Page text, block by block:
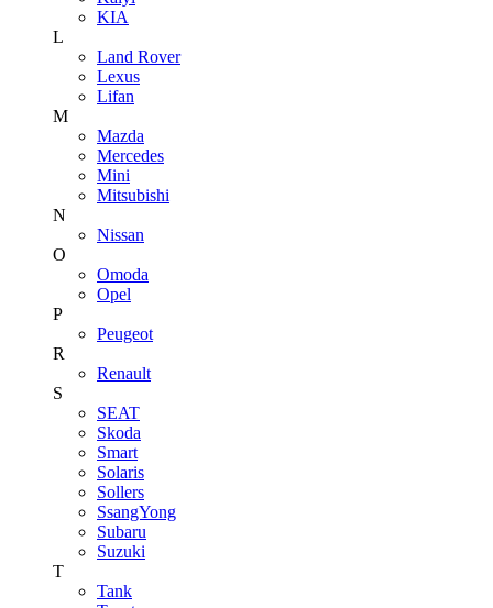
KIA
L
Land Rover
Lexus
Lifan
M
Mazda
Mercedes
Mini
Mitsubishi
N
Nissan
O
Omoda
Opel
P
Peugeot
R
Renault
S
SEAT
Skoda
Smart
Solaris
Sollers
SsangYong
Subaru
Suzuki
T
Tank